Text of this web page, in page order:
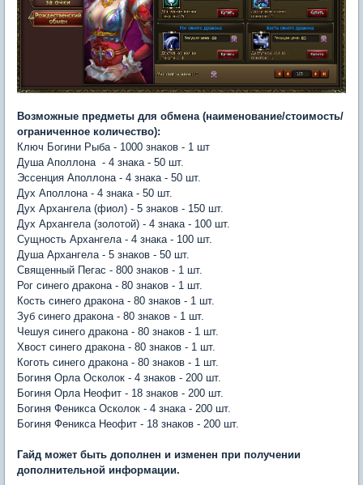
Возможные предметы для обмена (наименование/стоимость/
ограниченное количество):
Ключ Богини Рыба - 1000 знаков - 1 шт
Душа Аполлона - 4 знака - 50 шт.
Эссенция Аполлона - 4 знака - 50 шт.
Дух Аполлона - 4 знака - 50 шт.
Дух Архангела (фиол) - 5 знаков - 150 шт.
Дух Архангела (золотой) - 4 знака - 100 шт.
Сущность Архангела - 4 знака - 100 шт.
Душа Архангела - 5 знаков - 50 шт.
Священный Пегас - 800 знаков - 1 шт.
Рог синего дракона - 80 знаков - 1 шт.
Кость синего дракона - 80 знаков - 1 шт.
Зуб синего дракона - 80 знаков - 1 шт.
Чешуя синего дракона - 80 знаков - 1 шт.
Хвост синего дракона - 80 знаков - 1 шт.
Коготь синего дракона - 80 знаков - 1 шт.
Богиня Орла Осколок - 4 знаков - 200 шт.
Богиня Орла Неофит - 18 знаков - 200 шт.
Богиня Феникса Осколок - 4 знака - 200 шт.
Богиня Феникса Неофит - 18 знаков - 200 шт.
Гайд может быть дополнен и изменен при получении
дополнительной информации.